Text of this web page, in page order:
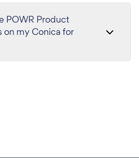
POWR Product
on my Conica for